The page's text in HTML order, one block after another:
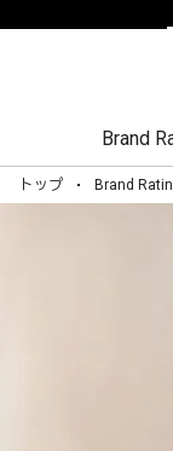
Brand
トップ Brand